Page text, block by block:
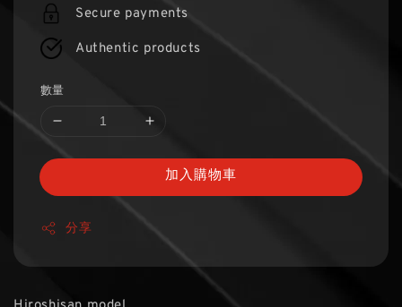
Secure payments
Authentic products
數量
加入購物車
分享